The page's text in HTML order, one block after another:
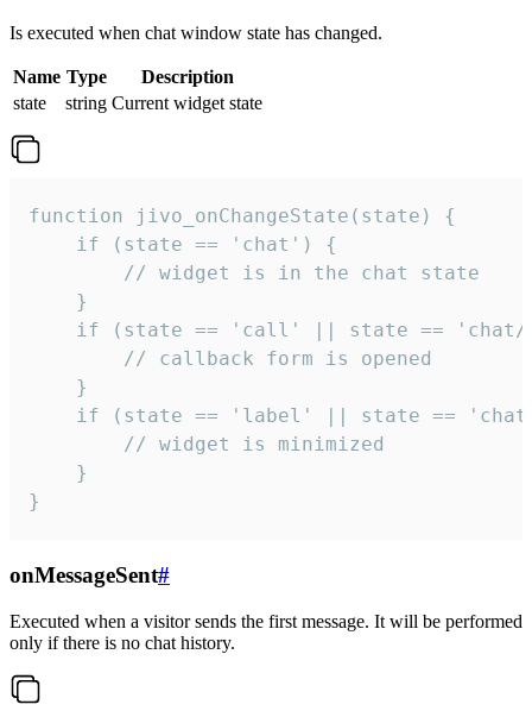
Is executed when chat window state has changed.
Name Type
Description
state
string Current widget state
function jivo_onChangeState(state) {
    if (state == 'chat') {
        // widget is in the chat state
    }
if (state == 'call' || state ==
        // callback form is opened
    }
if (state == 'label' || state ==
        // widget is minimized
    }
}
onMessageSent#
Executed when a visitor sends the first message. It will be performed
only if there is no chat history.